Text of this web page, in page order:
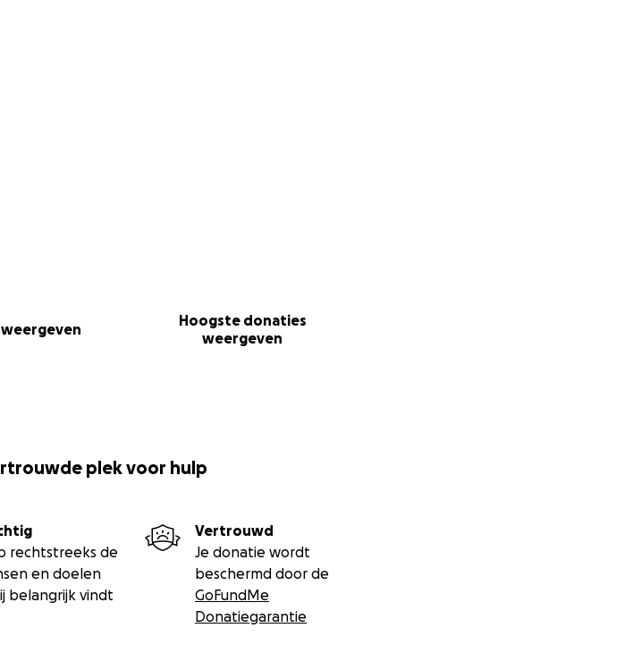
weergeven
Hoogste donaties
weergeven
plek voor hulp
rechtstreeks de
en doelen
belangrijk vindt
Vertrouwd
Je donatie wordt
beschermd door de
GoFundMe
Donatiegarantie